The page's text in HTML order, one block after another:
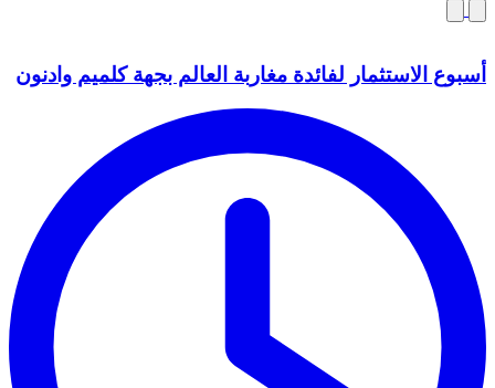
أسبوع الاستثمار لفائدة مغاربة العالم بجهة كلميم وادنون